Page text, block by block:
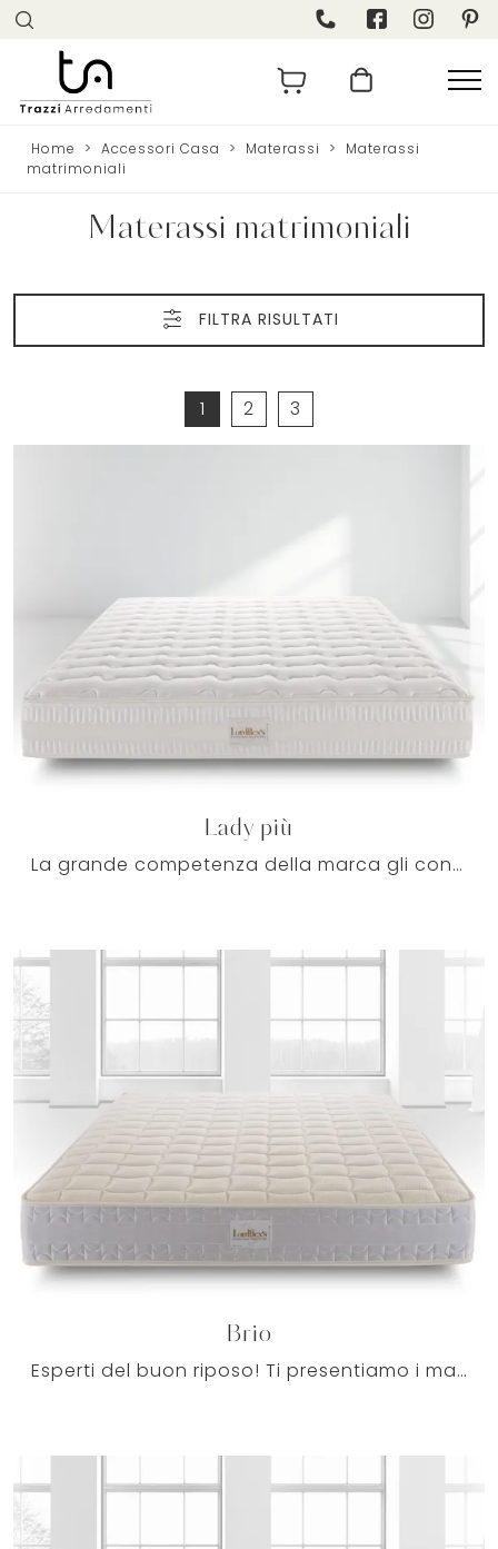
Home > Accessori Casa > Materassi >
Materassi
matrimoniali
Materassi matrimoniali
FILTRA RISULTATI
1 2 3
Lady più
La grande competenza della marca gli consente di raggiungere con i suoi prodotti di qualità la massima affidabilità in fatto di performance e comfort.
Brio
Esperti del buon riposo! Ti presentiamo i materassi matrimoniali a molle di Lordflexs: clicca e scopri di più sul modello Brio.